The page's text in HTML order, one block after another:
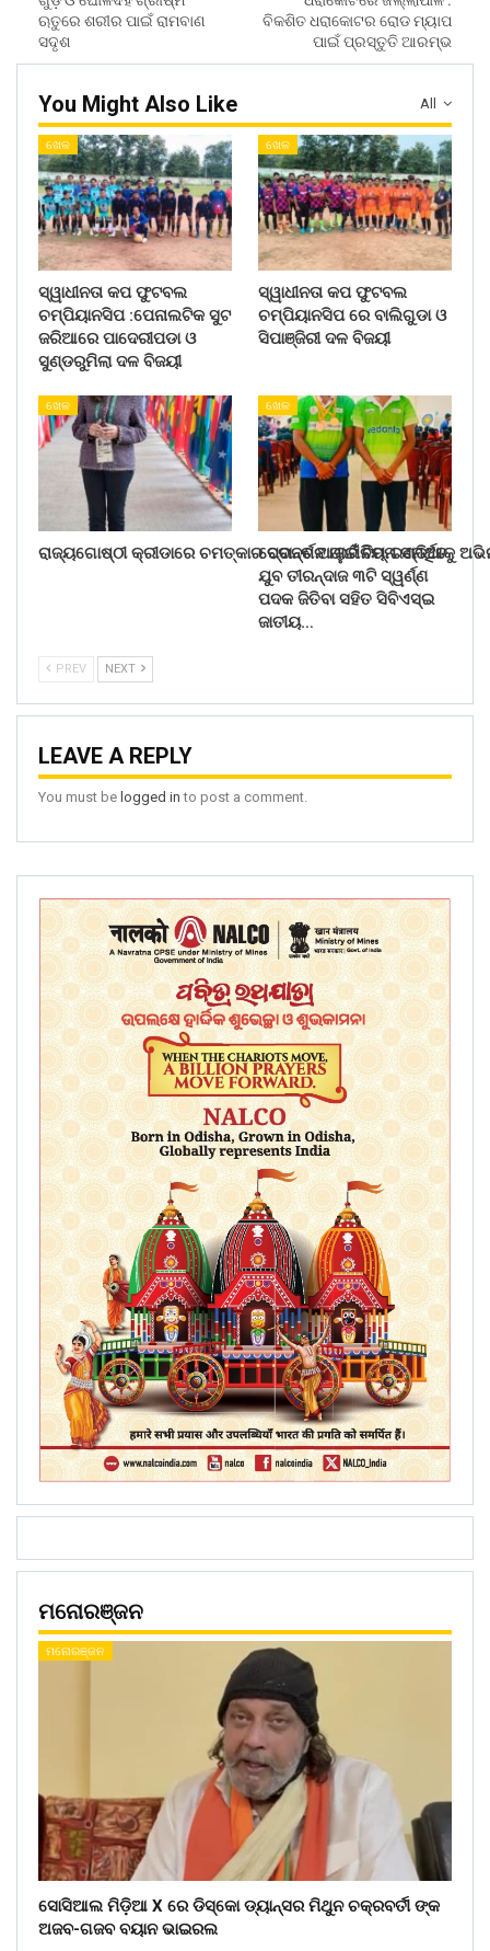
ଋତୁରେ ଶରୀର ପାଇଁ ରାମବାଣ
ସଦୃଶ
ବିକଶିତ ଧରାକୋଟର ରୋଡ ମ୍ୟାପ
ପାଇଁ ପ୍ରସ୍ତୁତି ଆରମ୍ଭ
All
You Might Also Like
ଖେଳ
ସ୍ୱାଧୀନତା କପ ଫୁଟବଲ
ଚମ୍ପିୟାନସିପ :ପେନାଲଟିକ ସୁଟ
ଜରିଆରେ ପାଦେରୀପଡା ଓ
ସୁଣ୍ଡରୁମିଲା ଦଳ ବିଜୟୀ
ଖେଳ
ସ୍ୱାଧୀନତା କପ ଫୁଟବଲ
ଚମ୍ପିୟାନସିପ ରେ ବାଲିଗୁଡା ଓ
ସିପାଞ୍ଜିରୀ ଦଳ ବିଜୟୀ
ଖେଳ
ରାଜ୍ୟଗୋଷ୍ଠୀ କ୍ରୀଡାରେ ଚମତ୍କାର ପ୍ରଦର୍ଶନ ପାଇଁ ଟିମ୍ ଇଣ୍ଡିଆକୁ
ଖେଳ
ବେଦାନ୍ତ ଆଲୁମିନିୟମ ସମର୍ଥିତ
ଯୁବ ତୀରନ୍ଦାଜ ୩ଟି ସ୍ୱର୍ଣ୍ଣ
ପଦକ ଜିତିବା ସହିତ ସିବିଏସ୍ଇ
ଜାତୀୟ…
PREV NEXT
LEAVE A REPLY
You must be logged in to post a comment.
ମନୋରଞ୍ଜନ
ମନୋରଞ୍ଜନ
ସୋସିଆଲ ମିଡ଼ିଆ X ରେ ଡିସ୍କୋ ଡ୍ୟାନ୍ସର ମିଥୁନ ଚକ୍ରବର୍ତୀ ଙ୍କ
ଅଜବ-ଗଜବ ବୟାନ ଭାଇରଲ